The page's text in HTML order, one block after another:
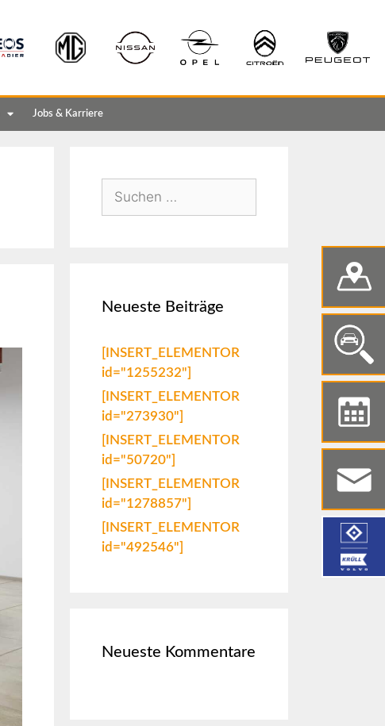
Jobs & Karriere
Neueste Beiträge
[INSERT_ELEMENTOR
id="1255232"]
[INSERT_ELEMENTOR
id="273930"]
[INSERT_ELEMENTOR
id="50720"]
[INSERT_ELEMENTOR
id="1278857"]
[INSERT_ELEMENTOR
id="492546"]
Neueste Kommentare